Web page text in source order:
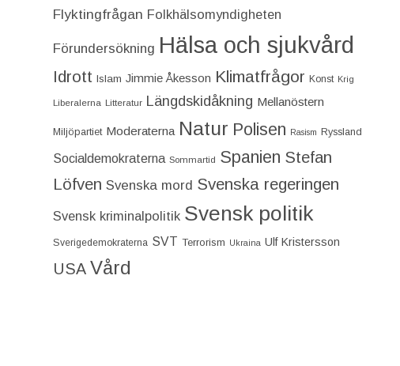
Flyktingfrågan Folkhälsomyndigheten
Förundersökning Hälsa och sjukvård
Idrott Islam Jimmie Åkesson Klimatfrågor Konst Krig
Liberalerna Litteratur Längdskidåkning Mellanöstern
Miljöpartiet Moderaterna Natur Polisen Rasism Ryssland
Socialdemokraterna Sommartid Spanien Stefan
Löfven Svenska mord Svenska regeringen
Svensk kriminalpolitik Svensk politik
Sverigedemokraterna SVT Terrorism Ukraina Ulf Kristersson
USA Vård